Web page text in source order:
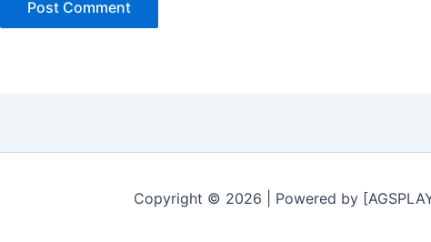
Copyright © 2026 | Powered by